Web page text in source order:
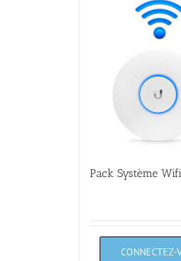
Pack Système Wifi